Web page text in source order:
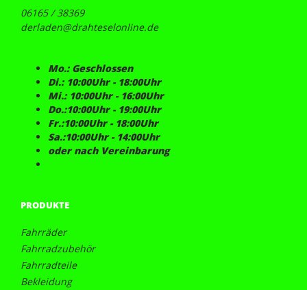
06165 / 38369
derladen@drahteselonline.de
Mo.: Geschlossen
Di.: 10:00Uhr - 18:00Uhr
Mi.: 10:00Uhr - 16:00Uhr
Do.:10:00Uhr - 19:00Uhr
Fr.:10:00Uhr - 18:00Uhr
Sa.:10:00Uhr - 14:00Uhr
oder nach Vereinbarung
PRODUKTE
Fahrräder
Fahrradzubehör
Fahrradteile
Bekleidung